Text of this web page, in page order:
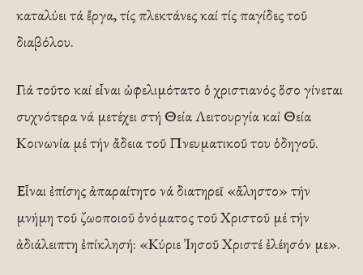
καταλύει τά ἔργα, τίς πλεκτάνες καί τίς παγίδες τοῦ
διαβόλου.
Γιά τοῦτο καί εἶναι ὠφελιμότατο ὁ χριστιανός ὅσο γίνεται
συχνότερα νά μετέχει στή Θεία Λειτουργία καί Θεία
Κοινωνία μέ τήν ἄδεια τοῦ Πνευματικοῦ του ὁδηγοῦ.
Εἶναι ἐπίσης ἀπαραίτητο νά διατηρεῖ «ἄληστο» τήν
μνήμη τοῦ ζωοποιοῦ ὀνόματος τοῦ Χριστοῦ μέ τήν
ἀδιάλειπτη ἐπίκλησή: «Κύριε Ἰησοῦ Χριστέ ἐλέησόν με».